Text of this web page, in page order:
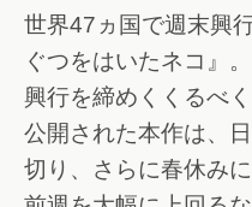
世界47ヵ国で週末興
ぐつをはいたネコ』
興行を締めくくるべ
公開された本作は、
切り、さらに春休み